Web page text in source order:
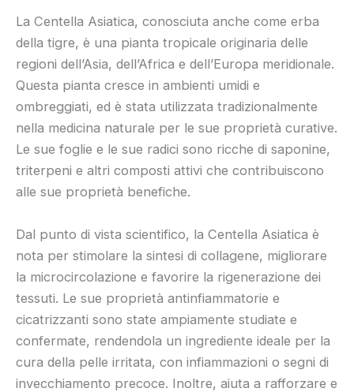
La Centella Asiatica, conosciuta anche come erba
della tigre, è una pianta tropicale originaria delle
regioni dell’Asia, dell’Africa e dell’Europa meridionale.
Questa pianta cresce in ambienti umidi e
ombreggiati, ed è stata utilizzata tradizionalmente
nella medicina naturale per le sue proprietà curative.
Le sue foglie e le sue radici sono ricche di saponine,
triterpeni e altri composti attivi che contribuiscono
alle sue proprietà benefiche.
Dal punto di vista scientifico, la Centella Asiatica è
nota per stimolare la sintesi di collagene, migliorare
la microcircolazione e favorire la rigenerazione dei
tessuti. Le sue proprietà antinfiammatorie e
cicatrizzanti sono state ampiamente studiate e
confermate, rendendola un ingrediente ideale per la
cura della pelle irritata, con infiammazioni o segni di
invecchiamento precoce. Inoltre, aiuta a rafforzare e